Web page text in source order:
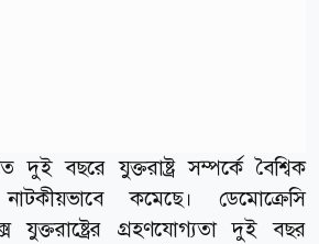
বছরে যুক্তরাষ্ট্র সম্পর্কে বৈশ্বিক
কমেছে। ডেমোক্রেসি
যুক্তরাষ্ট্রের গ্রহণযোগ্যতা দুই বছর